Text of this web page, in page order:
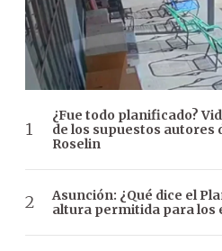
¿Fue todo planificado?
de los supuestos autores
Roselin
Asunción: ¿Qué dice el
altura permitida para los